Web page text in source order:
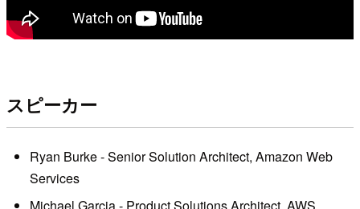
スピーカー
Ryan Burke - Senior Solution Architect, Amazon Web
Services
Michael Garcia - Product Solutions Architect, AWS